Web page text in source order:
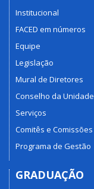
Institucional
FACED em números
Equipe
Legislação
Mural de Diretores
Conselho da Unidade
Serviços
Comitês e Comissões
Programa de Gestão
GRADUAÇÃO